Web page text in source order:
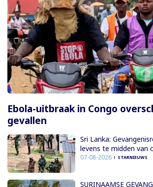
Ebola-uitbraak in Congo
gevallen
Sri Lanka:
levens te midden van
07-08-2026 STARNIEUWS
SURINAAMSE